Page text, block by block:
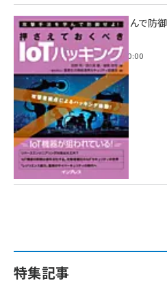
攻撃手法を学んで防
ハッキング
2022年6月14日 0:00
特集記事